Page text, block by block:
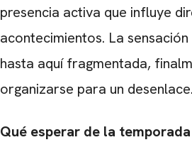
presencia activa que influye
acontecimientos. La
hasta aquí fragmentada,
organizarse para un desenlace.
Qué esperar de la